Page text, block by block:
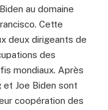
au domaine
Cette
deux dirigeants de
des
mondiaux. Après
et Joe Biden sont
coopération des